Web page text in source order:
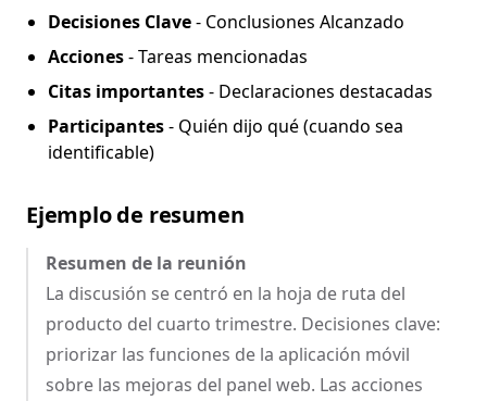
Decisiones Clave- Conclusiones Alcanzado
Acciones- Tareas mencionadas
Citas importantes- Declaraciones destacadas
Participantes- Quién dijo qué (cuando sea
identificable)
Ejemplo de resumen
Resumen de la reunión
La discusión se centró en la hoja de ruta del
producto del cuarto trimestre. Decisiones clave:
priorizar las funciones de la aplicación móvil
sobre las mejoras del panel web. Las acciones